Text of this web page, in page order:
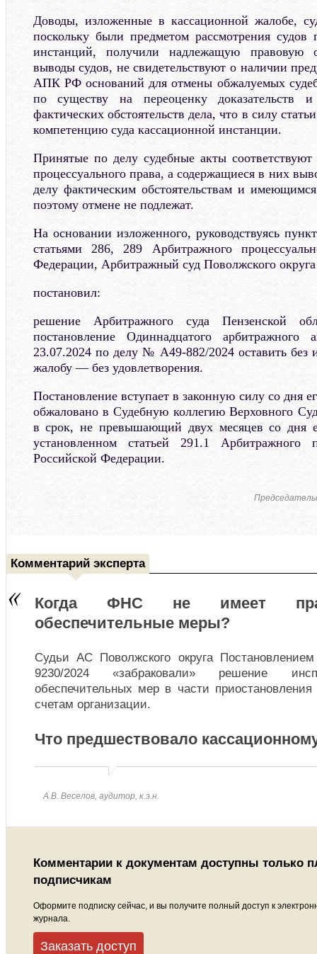
Доводы, изложенные в кассационной жалобе,
поскольку были предметом рассмотрения
инстанций, получили надлежащую правовую
выводы судов, не свидетельствуют о наличии
АПК РФ оснований для отмены обжалуемых
по существу на переоценку доказательств
фактических обстоятельств дела, что в силу
компетенцию суда кассационной инстанции.
Принятые по делу судебные акты
процессуального права, а содержащиеся в них
делу фактическим обстоятельствам и
поэтому отмене не подлежат.
На основании изложенного, руководствуясь
статьями 286, 289 Арбитражного
Федерации, Арбитражный суд Поволжского округа
постановил:
решение Арбитражного суда Пензенской
постановление Одиннадцатого арбитражного
23.07.2024 по делу № А49-882/2024 оставить без
жалобу — без удовлетворения.
Постановление вступает в законную силу со дня
обжаловано в Судебную коллегию Верховного
в срок, не превышающий двух месяцев со дня
установленном статьей 291.1 Арбитражного
Российской Федерации.
Комментарий эксперта
Когда ФНС не имеет
обеспечительные меры?
Судьи АС Поволжского округа
9230/2024 «забраковали» решение
обеспечительных мер в части
счетам организации.
Что предшествовало
А.В. Веселов, аудитор, к.э.н.
Комментарии к документам доступны только
подписчикам
Оформите подписку сейчас, и вы получите полный доступ к
журнала.
Заказать доступ